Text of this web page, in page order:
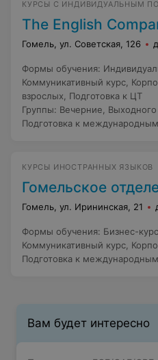
КУРСЫ С ИНДИВИДУАЛЬНЫМ
The English
Гомель, ул. Советская, 126
Формы обучения:
Коммуникативный курс
взрослых
Подготовка к ЦТ
Группы: Вечерние
Подготовка к
КУРСЫ ИНОСТРАННЫХ ЯЗЫКОВ
Гомельское
Гомель, ул. Ирининская, 21
Формы обучения: Бизнес-курс
Коммуникативный курс
Подготовка к
Вам будет интересно